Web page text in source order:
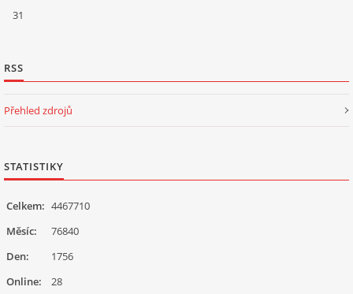
31
RSS
Přehled zdrojů
STATISTIKY
Online: 28
Celkem: 4467710
Měsíc:
76840
Den:
1756